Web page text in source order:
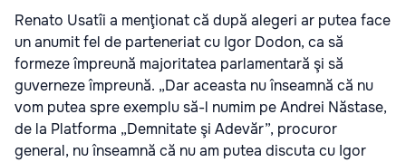
Renato Usatîi a menţionat că după alegeri ar putea face
un anumit fel de parteneriat cu Igor Dodon, ca să
formeze împreună majoritatea parlamentară şi să
guverneze împreună. „Dar aceasta nu înseamnă că nu
vom putea spre exemplu să-l numim pe Andrei Năstase,
de la Platforma „Demnitate şi Adevăr”, procuror
general, nu înseamnă că nu am putea discuta cu Igor